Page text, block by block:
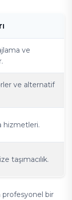
ve
ve alternatif
hizmetleri.
taşımacılık.
profesyonel bir